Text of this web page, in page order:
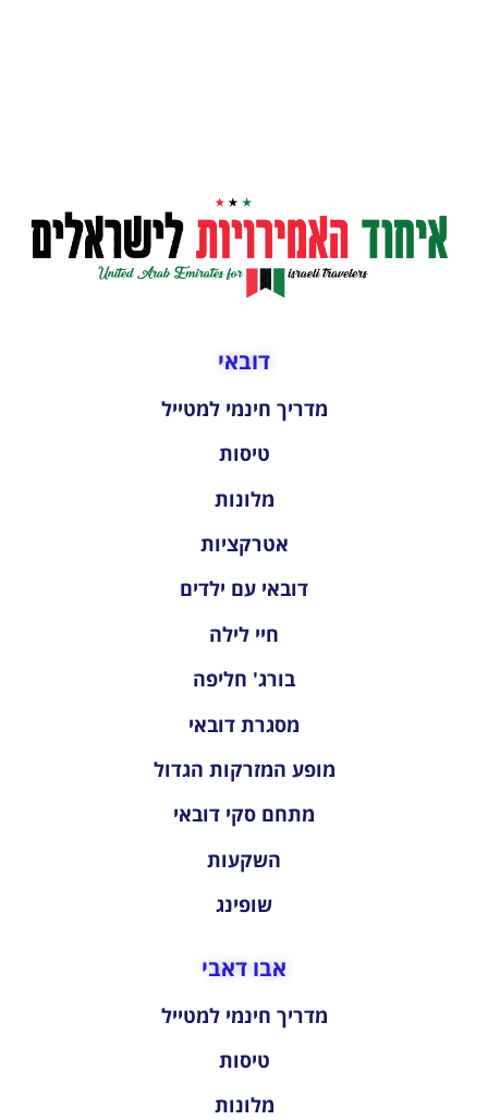
דובאי
מדריך חינמי למטייל
טיסות
מלונות
אטרקציות
דובאי עם ילדים
חיי לילה
בורג' חליפה
מסגרת דובאי
מופע המזרקות הגדול
מתחם סקי דובאי
השקעות
שופינג
אבו דאבי
מדריך חינמי למטייל
טיסות
מלונות